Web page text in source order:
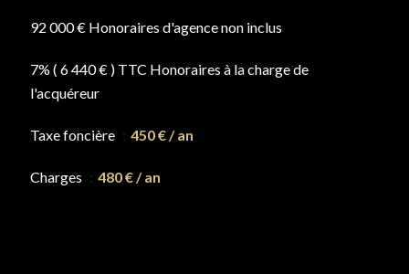
92 000 € Honoraires d'agence non inclus
7% ( 6 440 € ) TTC Honoraires à la charge de
l'acquéreur
Taxe foncière 450 € / an
Charges 480 € / an